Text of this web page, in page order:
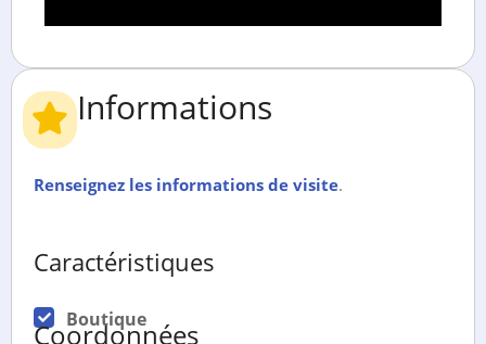
Informations
Renseignez les informations de visite.
Caractéristiques
Boutique
Coordonnées